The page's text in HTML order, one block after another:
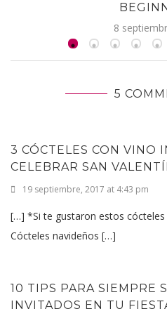
8
5
3 CÓCTELES CON VINO
CELEBRAR SAN
19 septiembre, 2017 at 4:43 pm
[…] *Si te gustaron estos
Cócteles navideños […]
10 TIPS PARA SIEMPRE
INVITADOS EN TU